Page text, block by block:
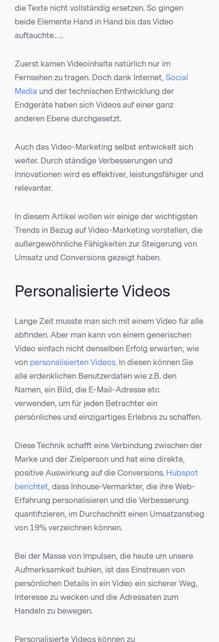
die Texte nicht vollständig ersetzen. So gingen
beide Elemente Hand in Hand bis das Video
auftauchte….
Zuerst kamen Videoinhalte natürlich nur im
Fernsehen zu tragen. Doch dank Internet, Social
Media und der technischen Entwicklung der
Endgeräte haben sich Videos auf einer ganz
anderen Ebene durchgesetzt.
Auch das Video-Marketing selbst entwickelt sich
weiter. Durch ständige Verbesserungen und
Innovationen wird es effektiver, leistungsfähiger und
relevanter.
In diesem Artikel wollen wir einige der wichtigsten
Trends in Bezug auf Video-Marketing vorstellen, die
außergewöhnliche Fähigkeiten zur Steigerung von
Umsatz und Conversions gezeigt haben.
Personalisierte Videos
Lange Zeit musste man sich mit einem Video für alle
abfinden. Aber man kann von einem generischen
Video einfach nicht denselben Erfolg erwarten, wie
von personalisierten Videos. In diesen können Sie
alle erdenklichen Benutzerdaten wie z.B. den
Namen, ein Bild, die E-Mail-Adresse etc.
verwenden, um für jeden Betrachter ein
persönliches und einzigartiges Erlebnis zu schaffen.
Diese Technik schafft eine Verbindung zwischen der
Marke und der Zielperson und hat eine direkte,
positive Auswirkung auf die Conversions. Hubspot
berichtet, dass Inhouse-Vermarkter, die ihre Web-
Erfahrung personalisieren und die Verbesserung
quantifizieren, im Durchschnitt einen Umsatzanstieg
von 19% verzeichnen können.
Bei der Masse von Impulsen, die heute um unsere
Aufmerksamkeit buhlen, ist das Einstreuen von
persönlichen Details in ein Video ein sicherer Weg,
Interesse zu wecken und die Adressaten zum
Handeln zu bewegen.
Personalisierte Videos können zu